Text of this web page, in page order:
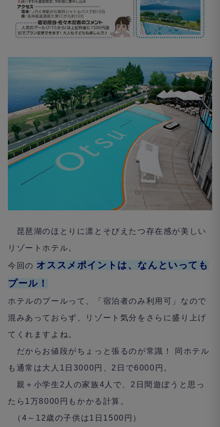
琵琶湖のほとりに凛とそびえたつ存在感が美しい
リゾートホテル。
今回の オススメポイントは、なんといっても
プール！
ホテルのプールって、「宿泊者のみ利用可」なので
混みあっておらず、リゾート気分をさらに盛り上げ
てくれますよね。
だからお値段がちょっと張るのが常識！ 同ホテル
も通常は大人 1 日 3000 円、 2 日で6000 円。
親＋小学生 2 人の家族4 人で、 2 日間遊ぼうと思っ
たら 1 万8000 円もかかる計算。
（ 4 ～ 12 歳の子供は1 日 1500 円）